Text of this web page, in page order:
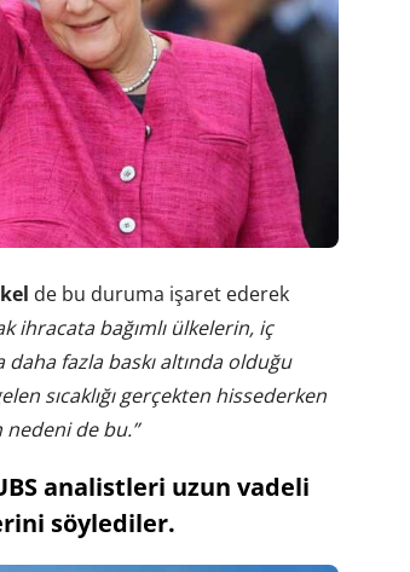
de bu duruma işaret ederek
ihracata bağımlı ülkelerin, iç
fazla baskı altında olduğu
sıcaklığı gerçekten hissederken
de bu.”
analistleri uzun vadeli
söylediler.